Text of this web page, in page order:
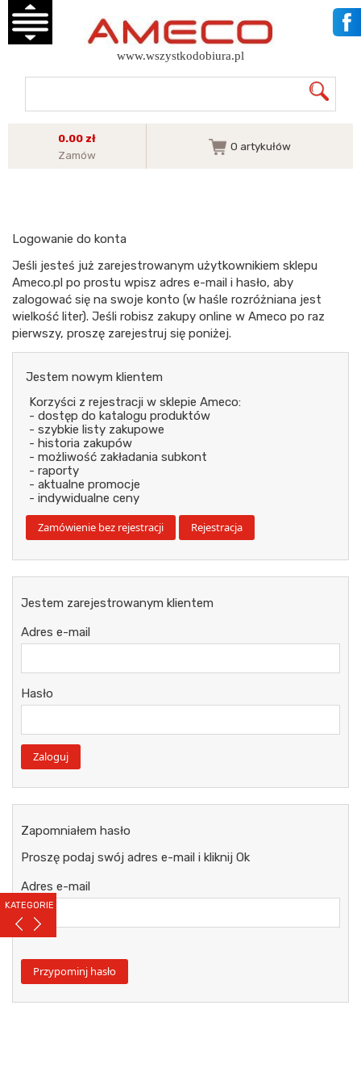
KATEGORIE
www.wszystkodobiura.pl
0.00 zł
Zamów
0 artykułów
Logowanie do konta
Jeśli jesteś już zarejestrowanym użytkownikiem sklepu
Ameco.pl po prostu wpisz adres e-mail i hasło, aby
zalogować się na swoje konto (w haśle rozróżniana jest
wielkość liter). Jeśli robisz zakupy online w Ameco po raz
pierwszy, proszę zarejestruj się poniżej.
Jestem nowym klientem
Korzyści z rejestracji w sklepie Ameco:
- dostęp do katalogu produktów
- szybkie listy zakupowe
- historia zakupów
- możliwość zakładania subkont
- raporty
- aktualne promocje
- indywidualne ceny
Jestem zarejestrowanym klientem
Adres e-mail
Hasło
Zapomniałem hasło
Proszę podaj swój adres e-mail i kliknij Ok
Adres e-mail